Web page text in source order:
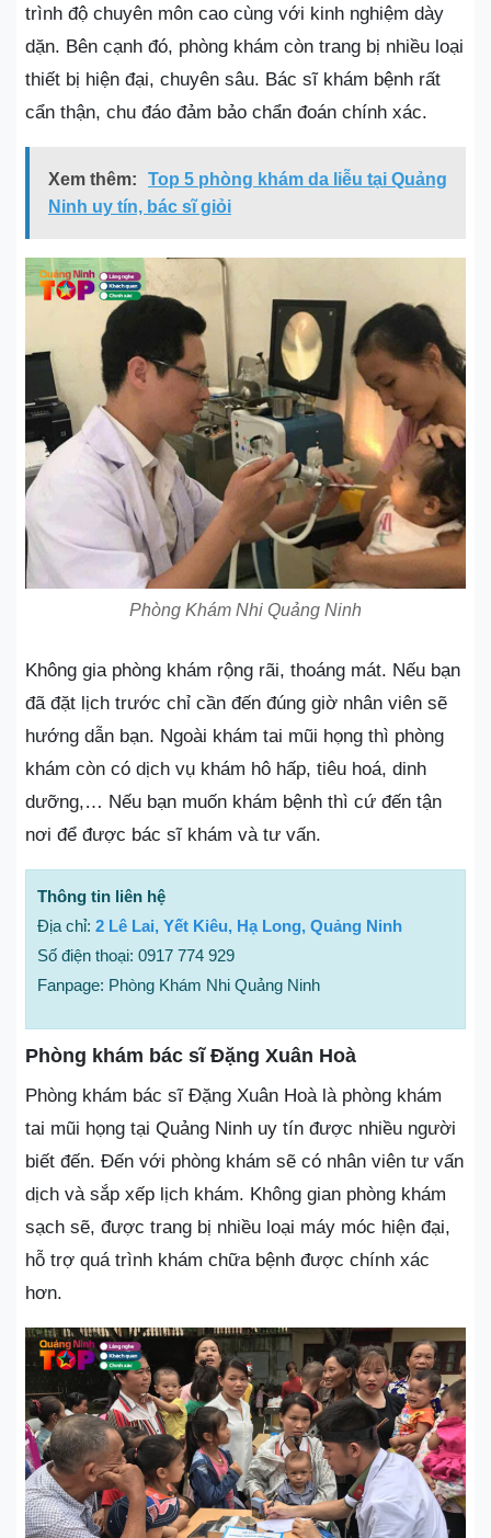
trình độ chuyên môn cao cùng với kinh nghiệm dày
dặn. Bên cạnh đó, phòng khám còn trang bị nhiều loại
thiết bị hiện đại, chuyên sâu. Bác sĩ khám bệnh rất
cẩn thận, chu đáo đảm bảo chẩn đoán chính xác.
Xem thêm:
Top 5 phòng khám da liễu tại Quảng
Ninh uy tín, bác sĩ giỏi
Phòng Khám Nhi Quảng Ninh
Không gia phòng khám rộng rãi, thoáng mát. Nếu bạn
đã đặt lịch trước chỉ cần đến đúng giờ nhân viên sẽ
hướng dẫn bạn. Ngoài khám tai mũi họng thì phòng
khám còn có dịch vụ khám hô hấp, tiêu hoá, dinh
dưỡng,… Nếu bạn muốn khám bệnh thì cứ đến tận
nơi để được bác sĩ khám và tư vấn.
Thông tin liên hệ
Địa chỉ: 2 Lê Lai, Yết Kiêu, Hạ Long, Quảng Ninh
Số điện thoại: 0917 774 929
Fanpage: Phòng Khám Nhi Quảng Ninh
Phòng khám bác sĩ Đặng Xuân Hoà
Phòng khám bác sĩ Đặng Xuân Hoà là phòng khám
tai mũi họng tại Quảng Ninh uy tín được nhiều người
biết đến. Đến với phòng khám sẽ có nhân viên tư vấn
dịch và sắp xếp lịch khám. Không gian phòng khám
sạch sẽ, được trang bị nhiều loại máy móc hiện đại,
hỗ trợ quá trình khám chữa bệnh được chính xác
hơn.